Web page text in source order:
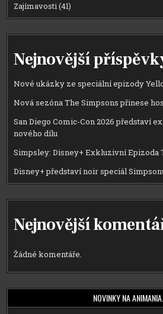
Zajímavosti(41)
Nejnovější
Nové ukázky ze speciální epizody
Nová sezóna The Simpsons přinese
San Diego Comic-Con 2026 představí
nového dílu
Simpsley: Disney+ Exkluzivní Epizoda
Disney+ představí noir speciál
Nejnovější
Žádné komentáře.
NOVINKY NA